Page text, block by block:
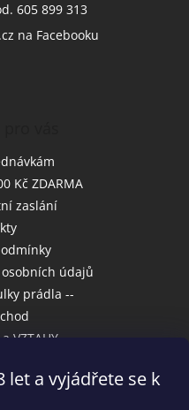
let a vyjádřete se k
605 899 313
na Facebooku
Kč ZDARMA
zaslání
údajů
prádla --
VZTAHY